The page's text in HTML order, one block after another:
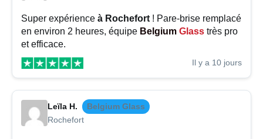
Super expérience à Rochefort ! Pare-brise remplacé
en environ 2 heures, équipe Belgium Glass très pro
et efficace.
Il y a 10 jours
Leïla H.
Belgium Glass
Rochefort